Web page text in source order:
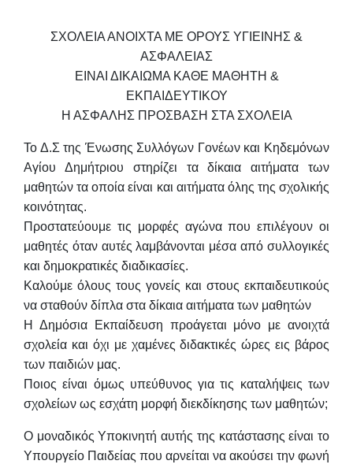
ΣΧΟΛΕΙΑ ΑΝΟΙΧΤΑ ΜΕ ΟΡΟΥΣ ΥΓΙΕΙΝΗΣ &
ΑΣΦΑΛΕΙΑΣ
ΕΙΝΑΙ ΔΙΚΑΙΩΜΑ ΚΑΘΕ ΜΑΘΗΤΗ &
ΕΚΠΑΙΔΕΥΤΙΚΟΥ
Η ΑΣΦΑΛΗΣ ΠΡΟΣΒΑΣΗ ΣΤΑ ΣΧΟΛΕΙΑ
Το Δ.Σ της Ένωσης Συλλόγων Γονέων και Κηδεμόνων
Αγίου Δημήτριου στηρίζει τα δίκαιααιτήματα των
μαθητών τα οποία είναι και αιτήματα όλης της σχολικής
κοινότητας.
Προστατεύουμε τις μορφές αγώνα που επιλέγουν οι
μαθητές όταν αυτές λαμβάνονται μέσα από συλλογικές
και δημοκρατικές διαδικασίες.
Καλούμε όλους τους γονείς και στους εκπαιδευτικούς
να σταθούν δίπλα στα δίκαια αιτήματα των μαθητών
Η Δημόσια Εκπαίδευση προάγεται μόνο με ανοιχτά
σχολεία και όχι με χαμένες διδακτικές ώρεςεις βάρος
των παιδιών μας.
Ποιος είναι όμως υπεύθυνος για τις καταλήψεις των
σχολείων ως εσχάτη μορφή διεκδίκησης των μαθητών;
Ο μοναδικός Υποκινητή αυτής της κατάστασης είναι το
Υπουργείο Παιδείας που αρνείται να ακούσει την φωνή